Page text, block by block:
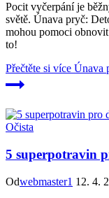
Pocit vyčerpání je
světě. Únava pryč:
mohou pomoci
to!
Přečtěte si více Únava
Očista
5 superpotravin
Odwebmaster1 12. 4.